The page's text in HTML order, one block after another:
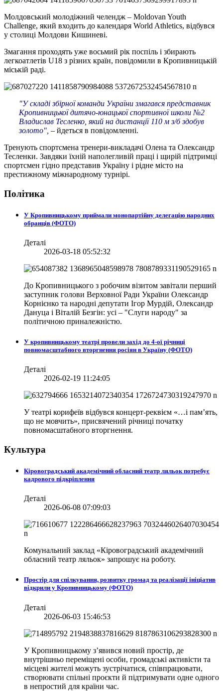
Молдовський молодіжний челендж – Moldovan Youth
Challenge, який входить до календаря World Athletics, відбувся
у столиці Молдови Кишиневі.
Змагання проходять уже восьмий рік поспіль і збирають
легкоатлетів U18 з різних країн, повідомили в Кропивницькій
міській раді.
"У складі збірної команди України змагався представник
Кропивницької дитячо-юнацької спортивної школи №2
Владислав Тесленко, який на дистанції 110 м з/б здобув
золото", – йдеться в повідомленні.
Тренують спортсмена тренери-викладачі Олена та Олександр
Тесленки. Завдяки їхній наполегливій праці і щирій підтримці
спортсмен гідно представив Україну і рідне місто на
престижному міжнародному турнірі.
Політика
У Кропивницькому приймали монопартійну делегацію народних
обранців (ФОТО)
Деталі
2026-03-18 05:52:32
До Кропивницького з робочим візитом завітали перший
заступник голови Верховної Ради України Олександр
Корнієнко та народні депутати Ігор Мурдій, Олександр
Дануца і Віталій Безгін: усі – "Слуги народу" за
політичною приналежністю.
У кропивницькому театрі провели захід до 4-ої річниці
повномасштабного вторгнення росіян в Україну (ФОТО)
Деталі
2026-02-19 11:24:05
У театрі корифеїв відбувся концерт-реквієм «…і пам’ять,
що не мовчить», присвячений річниці початку
повномасштабного вторгнення.
Культура
Кіровоградський академічний обласний театр ляльок потребує
кадрового підкріплення
Деталі
2026-06-08 07:09:03
Комунальний заклад «Кіровоградський академічний
обласний театр ляльок» запрошує на роботу.
Простір для спілкування, розвитку громад та реалізації ініціатив
відкрили у Кропивницькому (ФОТО)
Деталі
2026-06-03 15:46:53
У Кропивницькому з’явився новий простір, де
внутрішньо переміщені особи, громадські активісти та
місцеві жителі можуть зустрічатися, співпрацювати,
створювати спільні проєкти й підтримувати одне одного
в непростий для країни час.